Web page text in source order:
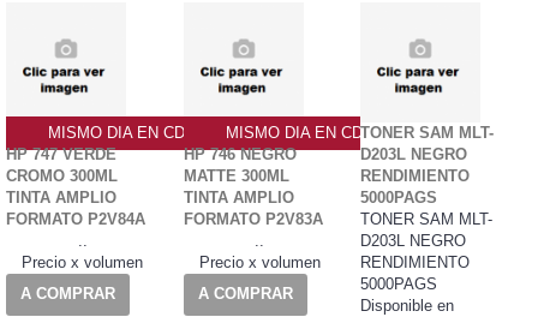
MISMO DIA EN CDMX
HP 747 VERDE
CROMO 300ML
TINTA AMPLIO
FORMATO P2V84A
..
Precio x volumen
A COMPRAR
MISMO DIA EN CDMX
HP 746 NEGRO
MATTE 300ML
TINTA AMPLIO
FORMATO P2V83A
..
Precio x volumen
A COMPRAR
TONER SAM MLT-
D203L NEGRO
RENDIMIENTO
5000PAGS
TONER SAM MLT-
D203L NEGRO
RENDIMIENTO
5000PAGS
Disponible en